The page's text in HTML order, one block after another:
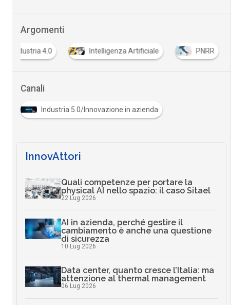
Argomenti
industria 4.0 Intelligenza Artificiale PNRR
Canali
Industria 5.0/Innovazione in azienda
InnovAttori
Quali competenze per portare la
physical AI nello spazio: il caso Sitael
22 Lug 2026
AI in azienda, perché gestire il
cambiamento è anche una questione
di sicurezza
10 Lug 2026
Data center, quanto cresce l’Italia: ma
attenzione al thermal management
06 Lug 2026